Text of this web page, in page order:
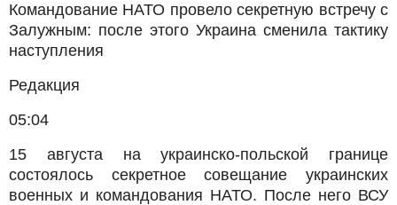
Командование НАТО провело секретную встречу с
Залужным: после этого Украина сменила тактику
наступления
Редакция
05:04
15 августа на украинско-польской границе
состоялось секретное совещание украинских
военных и командования НАТО. После него ВСУ